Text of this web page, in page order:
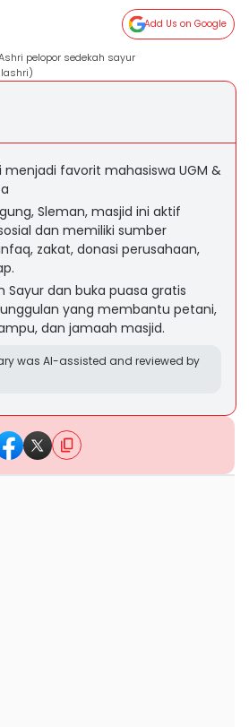
Add Us on Google
pelopor sedekah sayur
menjadi favorit mahasiswa UGM &
Sleman, masjid ini aktif
dan memiliki sumber
zakat, donasi perusahaan,
Sayur dan buka puasa gratis
yang membantu petani,
dan jamaah masjid.
was AI-assisted and reviewed by